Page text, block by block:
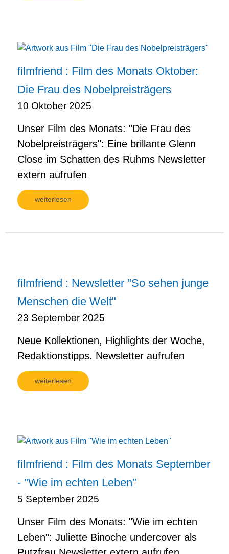
filmfriend : Film des Monats Oktober:
Die Frau des Nobelpreisträgers
10 Oktober 2025
Unser Film des Monats: "Die Frau des
Nobelpreisträgers": Eine brillante Glenn
Close im Schatten des Ruhms Newsletter
extern aufrufen
weiterlesen
filmfriend : Newsletter "So sehen junge
Menschen die Welt"
23 September 2025
Neue Kollektionen, Highlights der Woche,
Redaktionstipps. Newsletter aufrufen
weiterlesen
filmfriend : Film des Monats September
- "Wie im echten Leben"
5 September 2025
Unser Film des Monats: "Wie im echten
Leben": Juliette Binoche undercover als